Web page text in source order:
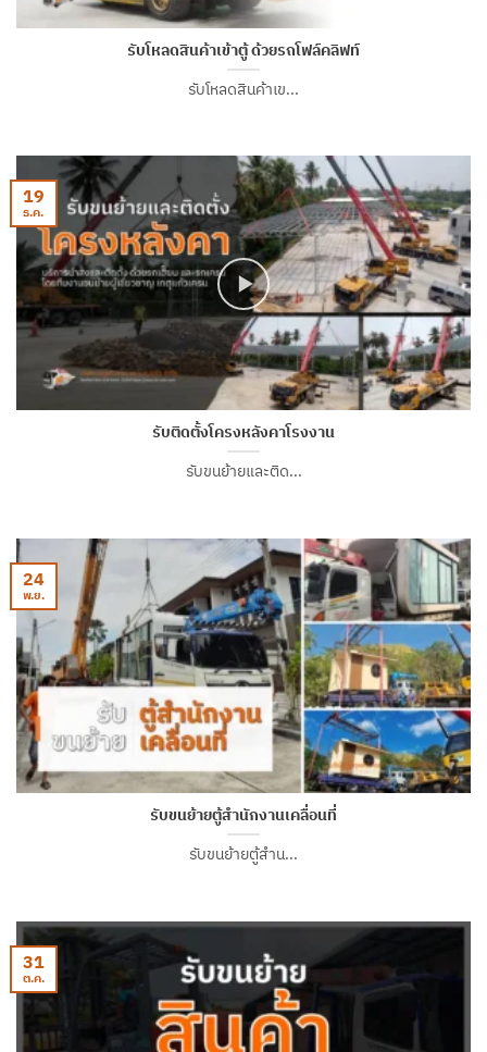
รับโหลดสินค้าเข้าตู้ ด้วยรถโฟล์คลิฟท์
รับโหลดสินค้าเข...
รับติดตั้งโครงหลังคาโรงงาน
รับขนย้ายและติด...
19
ธ.ค.
รับขนย้ายตู้สำนักงานเคลื่อนที่
รับขนย้ายตู้สำน...
24
พ.ย.
31
ต.ค.